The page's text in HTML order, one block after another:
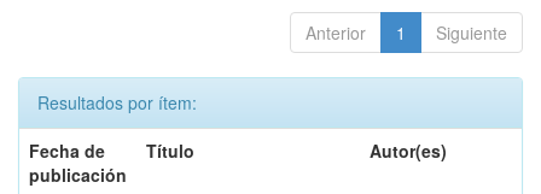
Anterior 1 Siguiente
Resultados por ítem:
Fecha de
publicación
Título Autor(es)